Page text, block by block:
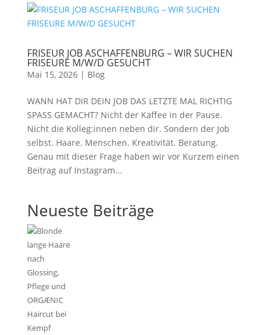
FRISEUR JOB ASCHAFFENBURG – WIR SUCHEN
FRISEURE M/W/D GESUCHT
Mai 15, 2026| Blog
WANN HAT DIR DEIN JOB DAS LETZTE MAL RICHTIG
SPASS GEMACHT? Nicht der Kaffee in der Pause.
Nicht die Kolleg:innen neben dir. Sondern der Job
selbst. Haare. Menschen. Kreativität. Beratung.
Genau mit dieser Frage haben wir vor Kurzem einen
Beitrag auf Instagram...
Neueste Beiträge